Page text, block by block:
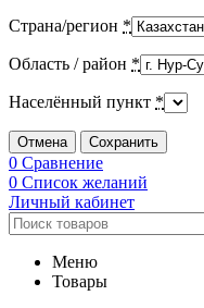
Страна/регион *
Область / район *
Населённый пункт *
Отмена Сохранить
0 Сравнение
0 Список желаний
Личный кабинет
Меню
Товары